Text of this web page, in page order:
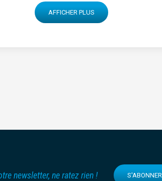
AFFICHER PLUS
newsletter, ne ratez rien ! S'ABONNER